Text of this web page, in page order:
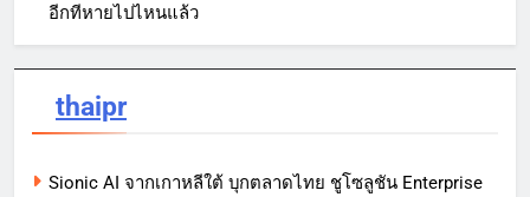
อีกทีหายไปไหนแล้ว
thaipr
Sionic AI จากเกาหลีใต้ บุกตลาดไทย ชูโซลูชัน Enterprise